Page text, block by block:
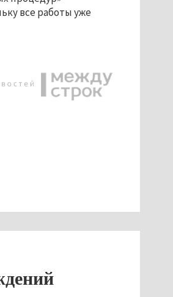
все работы уже